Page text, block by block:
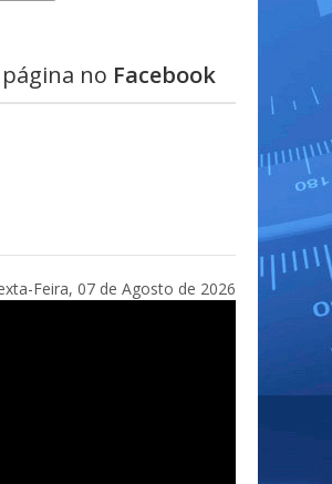
no Facebook
Feira, 07 de Agosto de 2026